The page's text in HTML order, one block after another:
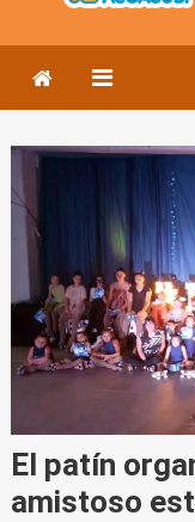
El patín
amistoso